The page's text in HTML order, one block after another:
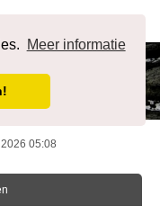
Meer informatie
05:08